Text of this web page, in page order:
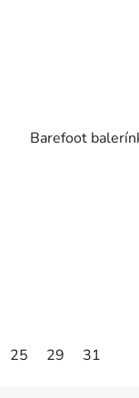
Barefoot
25 29 31